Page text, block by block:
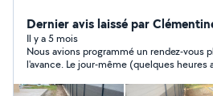
soutènement, ragréage, création
démolition, joint pierres) et tous
l'art. plus de 18 ans d'expérience
Dernier avis laissé par
Il y a 5 mois
Nous avions programmé un rendez-vous
l'avance. Le jour-même (quelques heures
semaine suivante. Le rendez-vous était